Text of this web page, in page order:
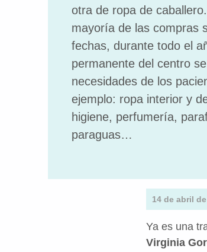
otra de ropa de
mayoría de las compras
fechas, durante todo el
permanente del centro
necesidades de los
ejemplo: ropa interior y
higiene, perfumería,
paraguas…
14 de abril
Ya es una
Virginia